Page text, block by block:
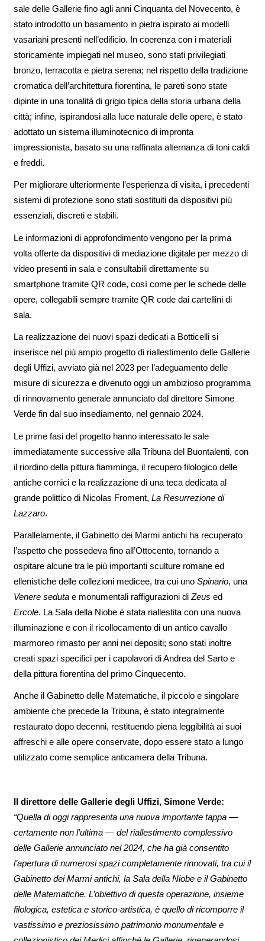
sale delle Gallerie fino agli anni Cinquanta del Novecento, è
stato introdotto un basamento in pietra ispirato ai modelli
vasariani presenti nell’edificio. In coerenza con i materiali
storicamente impiegati nel museo, sono stati privilegiati
bronzo, terracotta e pietra serena; nel rispetto della tradizione
cromatica dell’architettura fiorentina, le pareti sono state
dipinte in una tonalità di grigio tipica della storia urbana della
città; infine, ispirandosi alla luce naturale delle opere, è stato
adottato un sistema illuminotecnico di impronta
impressionista, basato su una raffinata alternanza di toni caldi
e freddi.
Per migliorare ulteriormente l’esperienza di visita, i precedenti
sistemi di protezione sono stati sostituiti da dispositivi più
essenziali, discreti e stabili.
Le informazioni di approfondimento vengono per la prima
volta offerte da dispositivi di mediazione digitale per mezzo di
video presenti in sala e consultabili direttamente su
smartphone tramite QR code, così come per le schede delle
opere, collegabili sempre tramite QR code dai cartellini di
sala.
La realizzazione dei nuovi spazi dedicati a Botticelli si
inserisce nel più ampio progetto di riallestimento delle Gallerie
degli Uffizi, avviato già nel 2023 per l’adeguamento delle
misure di sicurezza e divenuto oggi un ambizioso programma
di rinnovamento generale annunciato dal direttore Simone
Verde fin dal suo insediamento, nel gennaio 2024.
Le prime fasi del progetto hanno interessato le sale
immediatamente successive alla Tribuna del Buontalenti, con
il riordino della pittura fiamminga, il recupero filologico delle
antiche cornici e la realizzazione di una teca dedicata al
grande polittico di Nicolas Froment, La Resurrezione di
Lazzaro.
Parallelamente, il Gabinetto dei Marmi antichi ha recuperato
l’aspetto che possedeva fino all’Ottocento, tornando a
ospitare alcune tra le più importanti sculture romane ed
ellenistiche delle collezioni medicee, tra cui uno Spinario, una
Venere sedutae monumentali raffigurazioni di Zeus ed
Ercole. La Sala della Niobe è stata riallestita con una nuova
illuminazione e con il ricollocamento di un antico cavallo
marmoreo rimasto per anni nei depositi; sono stati inoltre
creati spazi specifici per i capolavori di Andrea del Sarto e
della pittura fiorentina del primo Cinquecento.
Anche il Gabinetto delle Matematiche, il piccolo e singolare
ambiente che precede la Tribuna, è stato integralmente
restaurato dopo decenni, restituendo piena leggibilità ai suoi
affreschi e alle opere conservate, dopo essere stato a lungo
utilizzato come semplice anticamera della Tribuna.
Il direttore delle Gallerie degli Uffizi, Simone Verde:
“Quella di oggi rappresenta una nuova importante tappa —
certamente non l’ultima — del riallestimento complessivo
delle Gallerie annunciato nel 2024, che ha già consentito
l’apertura di numerosi spazi completamente rinnovati, tra cui il
Gabinetto dei Marmi antichi, la Sala della Niobe e il Gabinetto
delle Matematiche. L’obiettivo di questa operazione, insieme
filologica, estetica e storico-artistica, è quello di ricomporre il
vastissimo e preziosissimo patrimonio monumentale e